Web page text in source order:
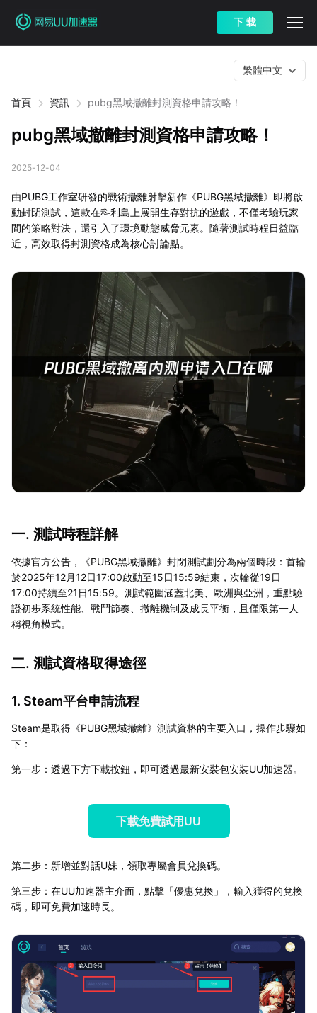
下 载
首頁 資訊 pubg黑域撤離封測資格申請攻略！
繁體中文
pubg黑域撤離封測資格申請攻略！
2025-12-04
由PUBG工作室研發的戰術撤離射擊新作《PUBG黑域撤離》即將啟
動封閉測試，這款在科利島上展開生存對抗的遊戲，不僅考驗玩家
間的策略對決，還引入了環境動態威脅元素。隨著測試時程日益臨
近，高效取得封測資格成為核心討論點。
一. 測試時程詳解
依據官方公告，《PUBG黑域撤離》封閉測試劃分為兩個時段：首輪
於2025年12月12日17:00啟動至15日15:59結束，次輪從19日
17:00持續至21日15:59。測試範圍涵蓋北美、歐洲與亞洲，重點驗
證初步系統性能、戰鬥節奏、撤離機制及成長平衡，且僅限第一人
稱視角模式。
二. 測試資格取得途徑
1. Steam平台申請流程
Steam是取得《PUBG黑域撤離》測試資格的主要入口，操作步驟如
下：
第一步：透過下方下載按鈕，即可透過最新安裝包安裝UU加速器。
下載免費試用UU
第二步：新增並對話U妹，領取專屬會員兌換碼。
第三步：在UU加速器主介面，點擊「優惠兌換」，輸入獲得的兌換
碼，即可免費加速時長。